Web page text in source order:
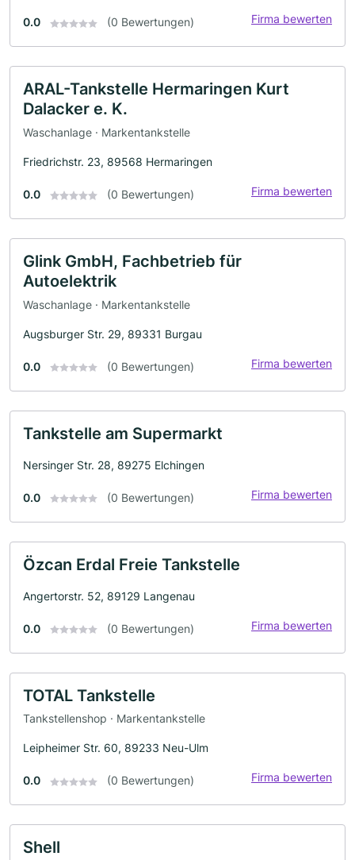
0.0 (0 Bewertungen) Firma bewerten
ARAL-Tankstelle Hermaringen Kurt
Dalacker e. K.
Waschanlage · Markentankstelle
Friedrichstr. 23, 89568 Hermaringen
0.0 (0 Bewertungen) Firma bewerten
Glink GmbH, Fachbetrieb für
Autoelektrik
Waschanlage · Markentankstelle
Augsburger Str. 29, 89331 Burgau
0.0 (0 Bewertungen) Firma bewerten
Tankstelle am Supermarkt
Nersinger Str. 28, 89275 Elchingen
0.0 (0 Bewertungen) Firma bewerten
Özcan Erdal Freie Tankstelle
Angertorstr. 52, 89129 Langenau
0.0 (0 Bewertungen) Firma bewerten
TOTAL Tankstelle
Tankstellenshop · Markentankstelle
Leipheimer Str. 60, 89233 Neu-Ulm
0.0 (0 Bewertungen) Firma bewerten
Shell